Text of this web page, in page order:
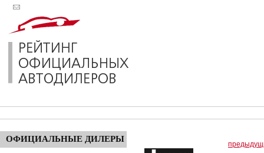
ОФИЦИАЛЬНЫЕ ДИЛЕРЫ